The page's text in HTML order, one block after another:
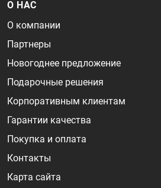
О НАС
О компании
Партнеры
Новогоднее предложение
Подарочные решения
Корпоративным клиентам
Гарантии качества
Покупка и оплата
Контакты
Карта сайта